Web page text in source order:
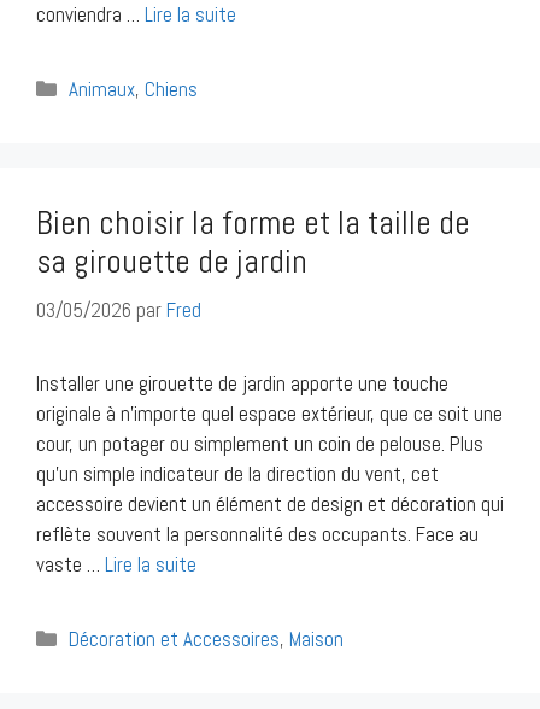
conviendra … Lire la suite
Catégories
Animaux, Chiens
Bien choisir la forme et la taille de
sa girouette de jardin
03/05/2026 par Fred
Installer une girouette de jardin apporte une touche
originale à n’importe quel espace extérieur, que ce soit une
cour, un potager ou simplement un coin de pelouse. Plus
qu’un simple indicateur de la direction du vent, cet
accessoire devient un élément de design et décoration qui
reflète souvent la personnalité des occupants. Face au
vaste … Lire la suite
Catégories
Décoration et Accessoires, Maison